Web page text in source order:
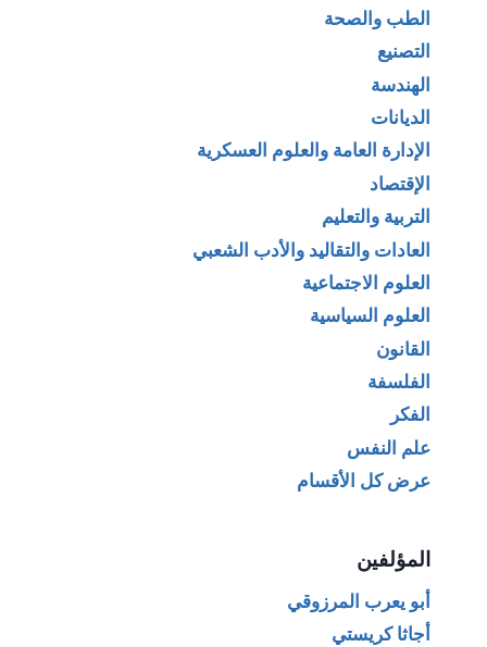
الطب والصحة
التصنيع
الهندسة
الديانات
الإدارة العامة والعلوم العسكرية
الإقتصاد
التربية والتعليم
العادات والتقاليد والأدب الشعبي
العلوم الاجتماعية
العلوم السياسية
القانون
الفلسفة
الفكر
علم النفس
عرض كل الأقسام
المؤلفين
أبو يعرب المرزوقي
أجاثا كريستي